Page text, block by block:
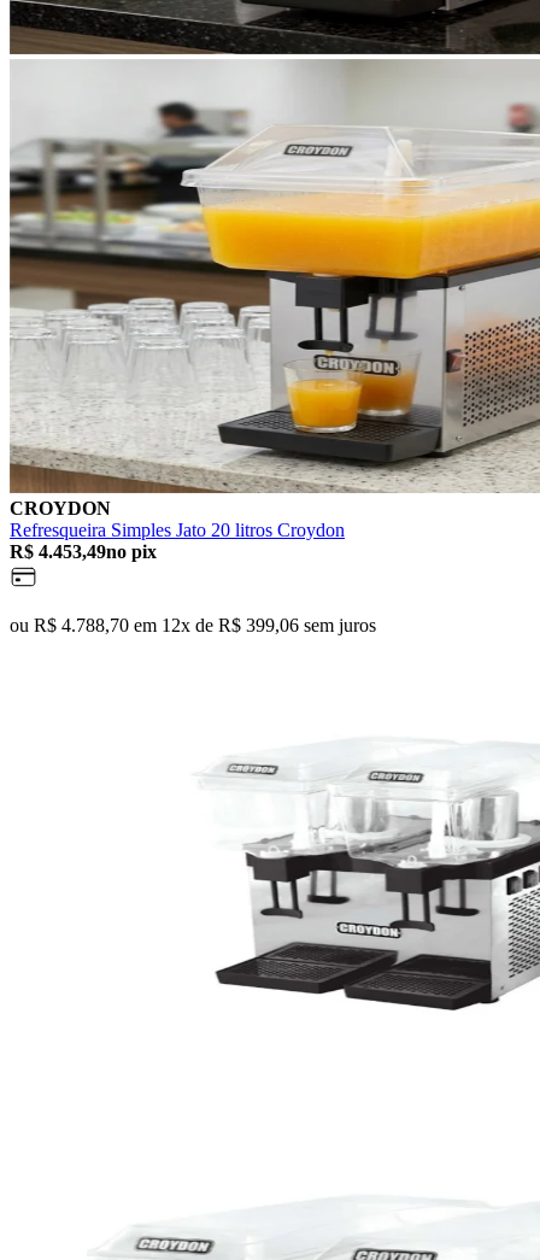
CROYDON
Refresqueira Simples Jato 20 litros Croydon
R$ 4.453,49no pix
ou R$ 4.788,70 em 12x de R$ 399,06 sem juros